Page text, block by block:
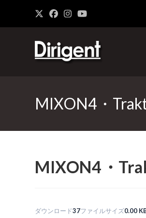
MIXON4・
MIXON4・
ダウンロード37ファイルサイズ0.00